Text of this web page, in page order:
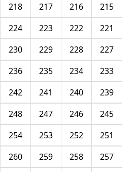
215
216
217
218
221
222
223
224
227
228
229
230
233
234
235
236
239
240
241
242
245
246
247
248
251
252
253
254
257
258
259
260